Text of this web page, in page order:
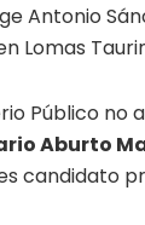
Antonio
Lomas
Público
Aburto
candidato